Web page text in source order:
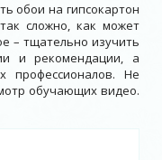
обои на гипсокартон
сложно, как может
– тщательно изучить
и рекомендации, а
профессионалов. Не
обучающих видео.